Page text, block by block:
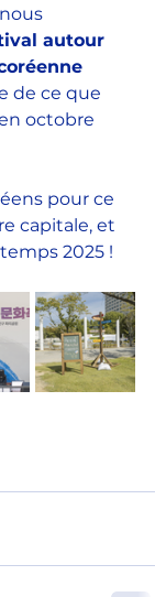
autour
de ce que
octobre
pour ce
capitale, et
2025 !